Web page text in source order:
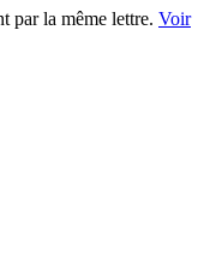
par la même lettre. Voir